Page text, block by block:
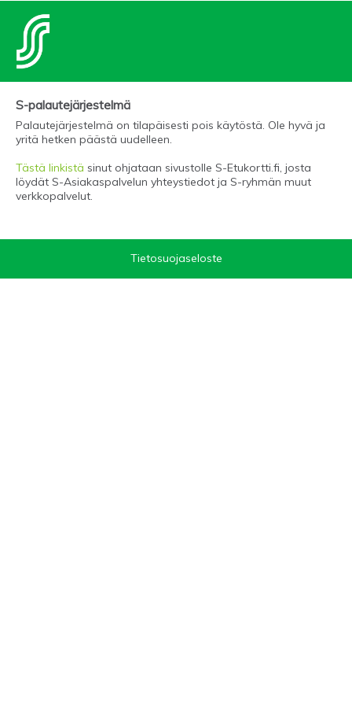
S-palautejärjestelmä
Palautejärjestelmä on tilapäisesti pois käytöstä. Ole hyvä ja
yritä hetken päästä uudelleen.
Tästä linkistä sinut ohjataan sivustolle S-Etukortti.fi, josta
löydät S-Asiakaspalvelun yhteystiedot ja S-ryhmän muut
verkkopalvelut.
Tietosuojaseloste